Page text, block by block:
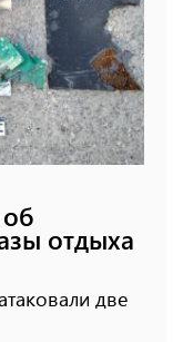
отдыха
две